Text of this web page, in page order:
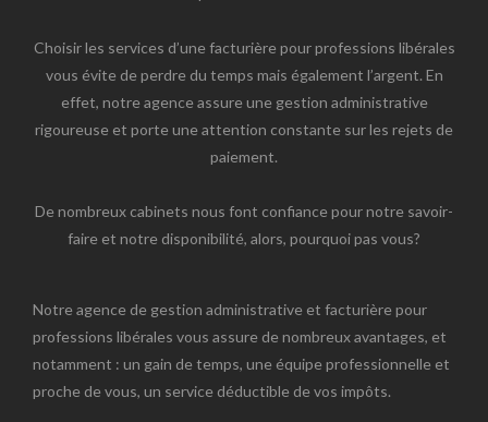
Choisir les services d’une facturière pour professions libérales
vous évite de perdre du temps mais également l’argent. En
effet, notre agence assure une gestion administrative
rigoureuse et porte une attention constante sur les rejets de
paiement.
De nombreux cabinets nous font confiance pour notre savoir-
faire et notre disponibilité, alors, pourquoi pas vous?
Notre agence de gestion administrative et facturière pour
professions libérales vous assure de nombreux avantages, et
notamment : un gain de temps, une équipe professionnelle et
proche de vous, un service déductible de vos impôts.